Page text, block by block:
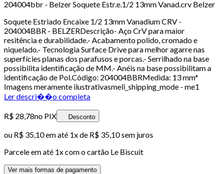
204004bbr - Belzer Soquete Estr.e.1/2 13mm Vanad.crv Belzer
Soquete Estriado Encaixe 1/2 13mm Vanadium CRV -
204004BBR - BELZERDescrição- Aço CrV para maior
resitência e durabilidade.- Acabamento polido, cromado e
niquelado.- Tecnologia Surface Drive para melhor agarre nas
superfícies planas dos parafusos e porcas.- Serrilhado na base
possibilita identificação de MM.- Anéis na base possibilitam a
identificação de Pol.Código: 204004BBRMedida: 13 mm*
Imagens meramente ilustrativasmeli_shipping_mode - me1
Ler descri��o completa
R$ 28,78no PIX Desconto
ou R$ 35,10em até 1x de R$ 35,10sem juros
Parcele em até 1x com o cartão Le Biscuit
Ver mais formas de pagamento